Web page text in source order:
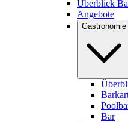
Überblick
Angebote
Gastronomie
Bar